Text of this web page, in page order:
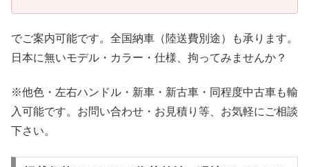
でご案内可能です。全国納車（陸送費別途）も承ります。
日本に無いモデル・カラー・仕様、拘ってみませんか？
※他色・左右ハンドル・新車・新古車・同程度中古車も輸
入可能です。お問い合わせ・お見積り等、お気軽にご相談
下さい。